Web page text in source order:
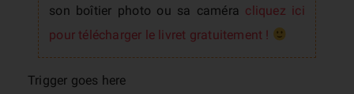
son boîtier photo ou sa caméra cliquez ici
pour télécharger le livret gratuitement !
Trigger goes here